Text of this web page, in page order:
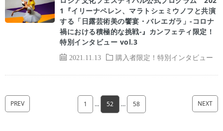
2021.11.13 購入者限定！特別インタビュー
1『イリーナペレン、マラトシェミウノフと共演
する「日露芸術美の饗宴・バレエガラ」-コロナ
禍における積極的な挑戦-』カンフェティ限定！
特別インタビュー vol.3
PREV 1 … 52 … 58 NEXT